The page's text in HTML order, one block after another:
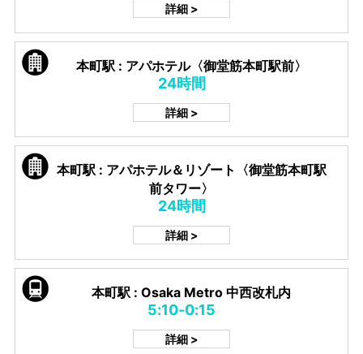
詳細 >
本町駅 : アパホテル〈御堂筋本町駅前〉
24時間
詳細 >
本町駅 : アパホテル＆リゾート〈御堂筋本町駅
前タワー〉
24時間
詳細 >
本町駅 : Osaka Metro 中西改札内
5:10-0:15
詳細 >